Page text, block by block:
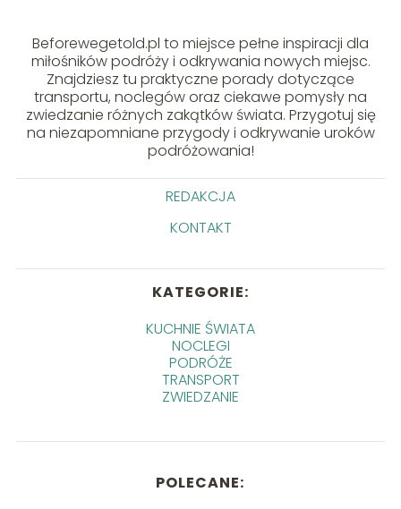
Beforewegetold.pl to miejsce pełne inspiracji dla
miłośników podróży i odkrywania nowych miejsc.
Znajdziesz tu praktyczne porady dotyczące
transportu, noclegów oraz ciekawe pomysły na
zwiedzanie różnych zakątków świata. Przygotuj się
na niezapomniane przygody i odkrywanie uroków
podróżowania!
REDAKCJA
KONTAKT
KATEGORIE:
KUCHNIE ŚWIATA
NOCLEGI
PODRÓŻE
TRANSPORT
ZWIEDZANIE
POLECANE: